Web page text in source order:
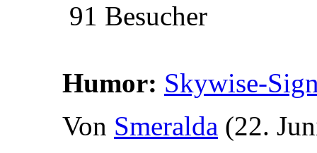
91 Besucher
Humor: Skywise-
Von Smeralda (22.